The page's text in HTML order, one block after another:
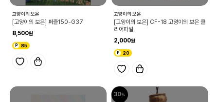
고양이의 보은
[고양이의 보은] 퍼즐150-G37
8,500
85
고양이의 보은
[고양이의 보은] CF-18 고양이의 보은 클
리어파일
2,000
20
30